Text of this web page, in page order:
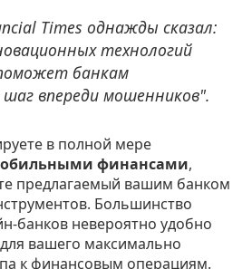
Times однажды сказал:
технологий
банкам
впереди мошенников".
в полной мере
финансами,
предлагаемый вашим банком
Большинство
банков невероятно удобно
вашего максимально
к финансовым операциям.